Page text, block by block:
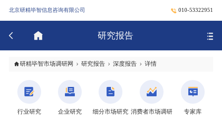
北京研精毕智信息咨询有限公司 010-53322951
研究报告
研精毕智市场调研网 研究报告 深度报告 详情
行业研究 企业研究 细分市场研究 消费者市场调研 专家库